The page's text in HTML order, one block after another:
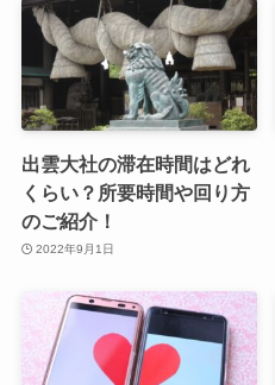
出雲大社の滞在時間はどれ
くらい？所要時間や回り方
のご紹介！
2022年9月1日